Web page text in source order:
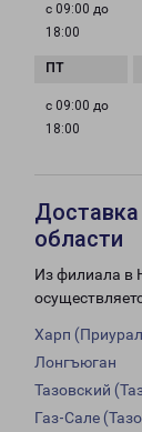
с 09:00 до
18:00
с 09:00 до
18:00
Доставка
области
Из филиала в
Харп
Лонгъюган
Тазовский
Газ-Сале